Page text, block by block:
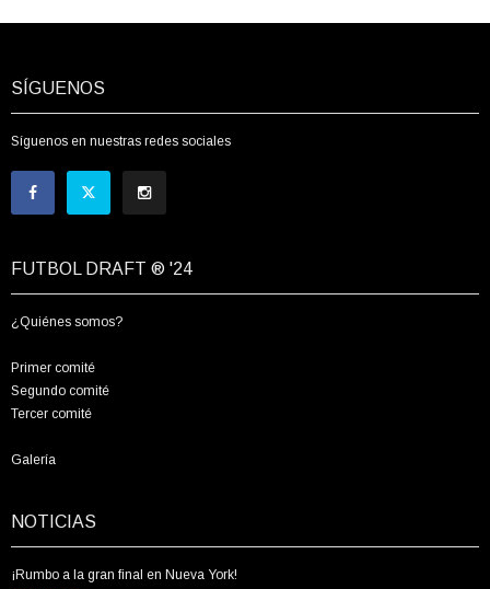
SÍGUENOS
Síguenos en nuestras redes sociales
FUTBOL DRAFT ® '24
¿Quiénes somos?
Primer comité
Segundo comité
Tercer comité
Galería
NOTICIAS
¡Rumbo a la gran final en Nueva York!